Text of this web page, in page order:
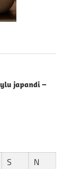
japandi –
S
N